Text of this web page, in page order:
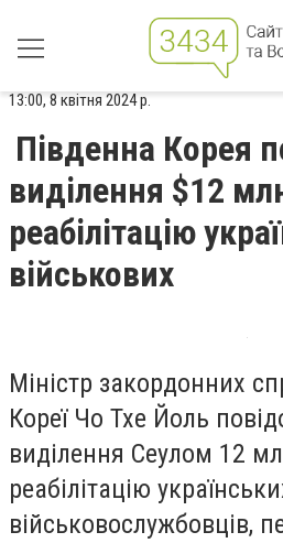
13:00, 8 квітня 2024 р.
Південна Корея
виділення $12
реабілітацію
військових
Міністр закордонних
Кореї Чо Тхе Йоль
виділення Сеулом 12
реабілітацію
військовослужбовців,